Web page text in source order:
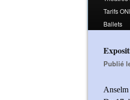
Tarifs
Ballets
Publié